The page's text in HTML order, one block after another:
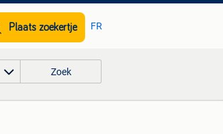
Plaats zoekertje FR
Zoek